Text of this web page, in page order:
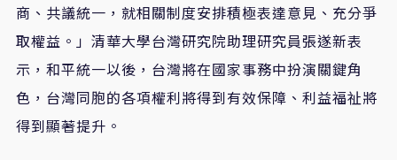
商、共議統一，就相關制度安排積極表達意見、充分爭
取權益。」清華大學台灣研究院助理研究員張遂新表
示，和平統一以後，台灣將在國家事務中扮演關鍵角
色，台灣同胞的各項權利將得到有效保障、利益福祉將
得到顯著提升。